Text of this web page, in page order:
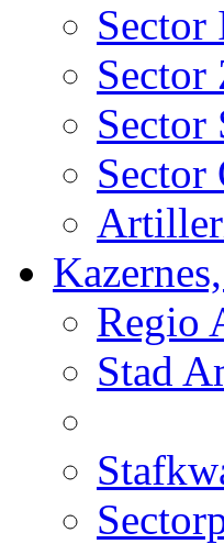
Sector
Sector
Sector
Sector
Regio
Stad